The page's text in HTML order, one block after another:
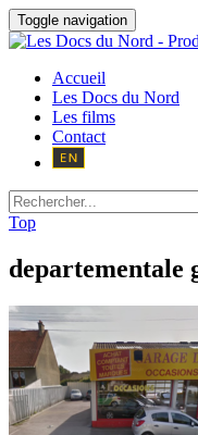
Toggle navigation
Accueil
Les Docs du Nord
Les films
Contact
Top
departementale